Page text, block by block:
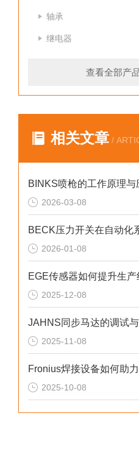
轴承
继电器
查看全部产
相关文章 /
BINKS喷枪的工作原理与
2026-03-08
2026-01-08
2025-12-08
JAHNS同步马达的调试
2025-11-08
2025-10-08